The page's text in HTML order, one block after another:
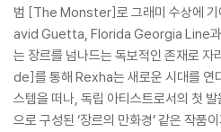
범 [The Monster]로 그래미 수상에 기
avid Guetta, Florida Georgia Line과
는 장르를 넘나드는 독보적인 존재로
de]를 통해 Rexha는 새로운 시대를 연
스템을 떠나, 독립 아티스트로서의 첫
으로 구성된 ‘장르의 만화경’ 같은 작품